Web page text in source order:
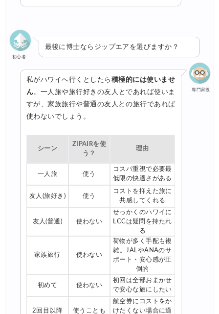
初心者
最後に博士ならジップエアを選びますか？
専門家役
私がハワイへ行くとしたら 積極的には使いませ
ん。一人旅や旅行好きの友人とであれば使いま
すが、家族旅行や普通の友人との旅行であれば
使わないでしょう。
シーン
ZIPAIRを使
う？
理由
一人旅 使う
コスパ重視で必要最
低限の快適さがある
友人(旅好き) 使う
コストを抑えた旅に
共感してくれる
友人(普通) 使わない
せっかくのハワイに
LCCは疑問を持たれ
る
家族旅行 使わない
荷物が多く手配も複
雑。JALやANAのサ
ポート・安心感が圧
倒的
初めて 使わない
初回は全部おまかせ
で安心な旅にしたい
2回目以降 使うことも
航空券にコストをか
けたくない場合に適